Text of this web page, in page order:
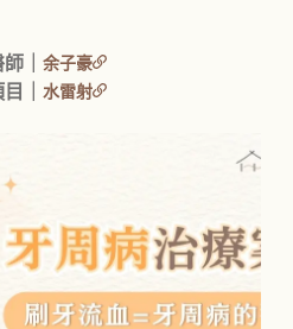
｜ 余子豪
｜ 水雷射